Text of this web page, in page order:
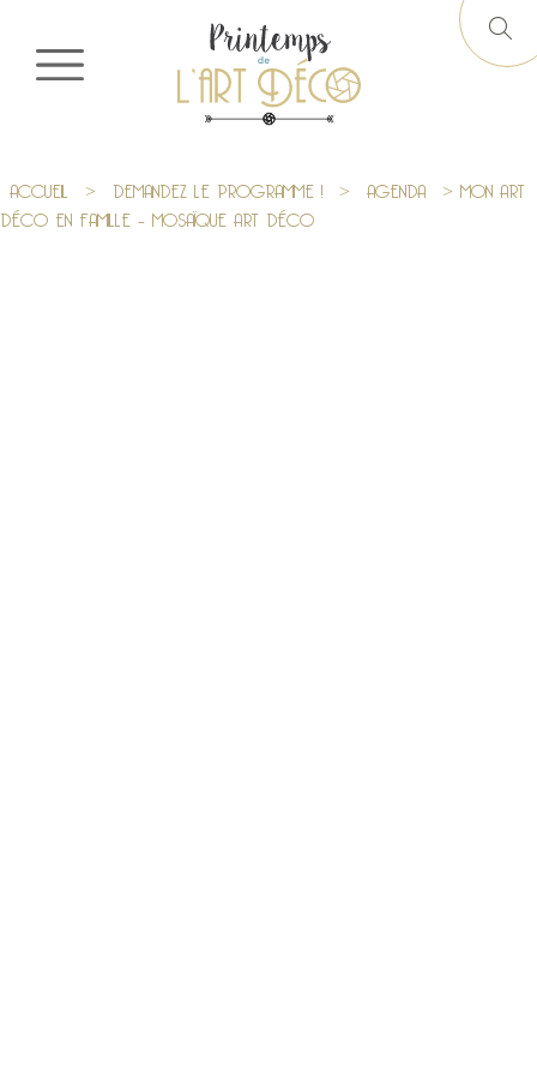
ACCUEIL > DEMANDEZ LE PROGRAMME ! > AGENDA > MON ART
DÉCO EN FAMILLE – MOSAÏQUE ART DÉCO